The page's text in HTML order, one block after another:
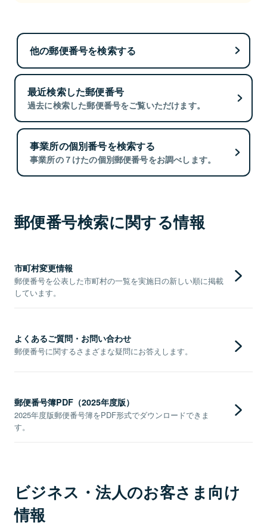
他の郵便番号を検索する
最近検索した郵便番号
過去に検索した郵便番号をご覧いただけます。
事業所の個別番号を検索する
事業所の７けたの個別郵便番号をお調べします。
郵便番号検索に関する情報
市町村変更情報
郵便番号を公表した市町村の一覧を実施日の新しい順に掲載
しています。
よくあるご質問・お問い合わせ
郵便番号に関するさまざまな疑問にお答えします。
郵便番号簿PDF（2025年度版）
2025年度版郵便番号簿をPDF形式でダウンロードできま
す。
ビジネス・法人のお客さま向け
情報